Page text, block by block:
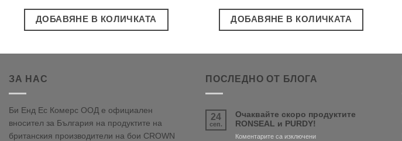
ДОБАВЯНЕ В КОЛИЧКАТА ДОБАВЯНЕ В КОЛИЧКАТА
ЗА НАС
Би Енд Ес Комерс ООД е официален
вносител за България на продуктите на
британския производители на бои CROWN
ПОСЛЕДНО ОТ БЛОГА
24
сеп.
Очаквайте скоро продуктите
RONSEAL и PURDY!
Коментарите са изключениза